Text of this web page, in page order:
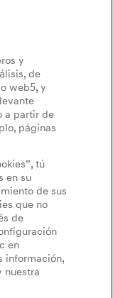
y
de
web5, y
a partir de
páginas
tú
en su
de sus
que no
de
en
información,
nuestra